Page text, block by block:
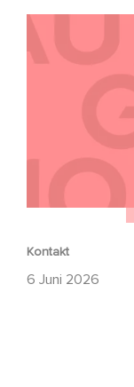
Kontakt
6 Juni 2026